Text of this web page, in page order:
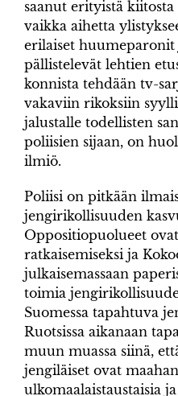
saanut erityistä
vaikka aihetta
erilaiset
pällistelevät lehtien
konnista tehdään tv-
vakaviin rikoksiin
jalustalle todellisten
poliisien sijaan, on
ilmiö.
Poliisi on pitkään
jengirikollisuuden
Oppositiopuolueet
ratkaisemiseksi ja
julkaisemassaan
toimia
Suomessa tapahtuva
Ruotsissa aikanaan
muun muassa siinä,
jengiläiset ovat
ulkomaalaistaustaisia